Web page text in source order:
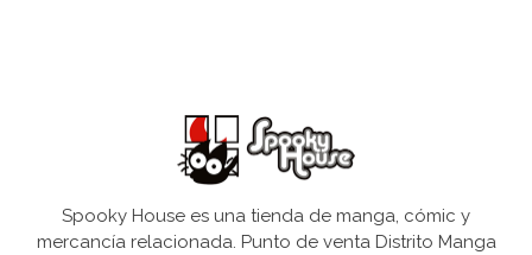
Spooky House es una tienda de manga, cómic y
mercancía relacionada. Punto de venta Distrito Manga